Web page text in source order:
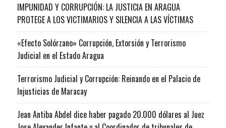
IMPUNIDAD Y CORRUPCIÓN: LA JUSTICIA EN ARAGUA
PROTEGE A LOS VICTIMARIOS Y SILENCIA A LAS VÍCTIMAS
«Efecto Solórzano» Corrupción, Extorsión y Terrorismo
Judicial en el Estado Aragua
Terrorismo Judicial y Corrupción: Reinando en el Palacio de
Injusticias de Maracay
Jean Antiba Abdel dice haber pagado 20.000 dólares al Juez